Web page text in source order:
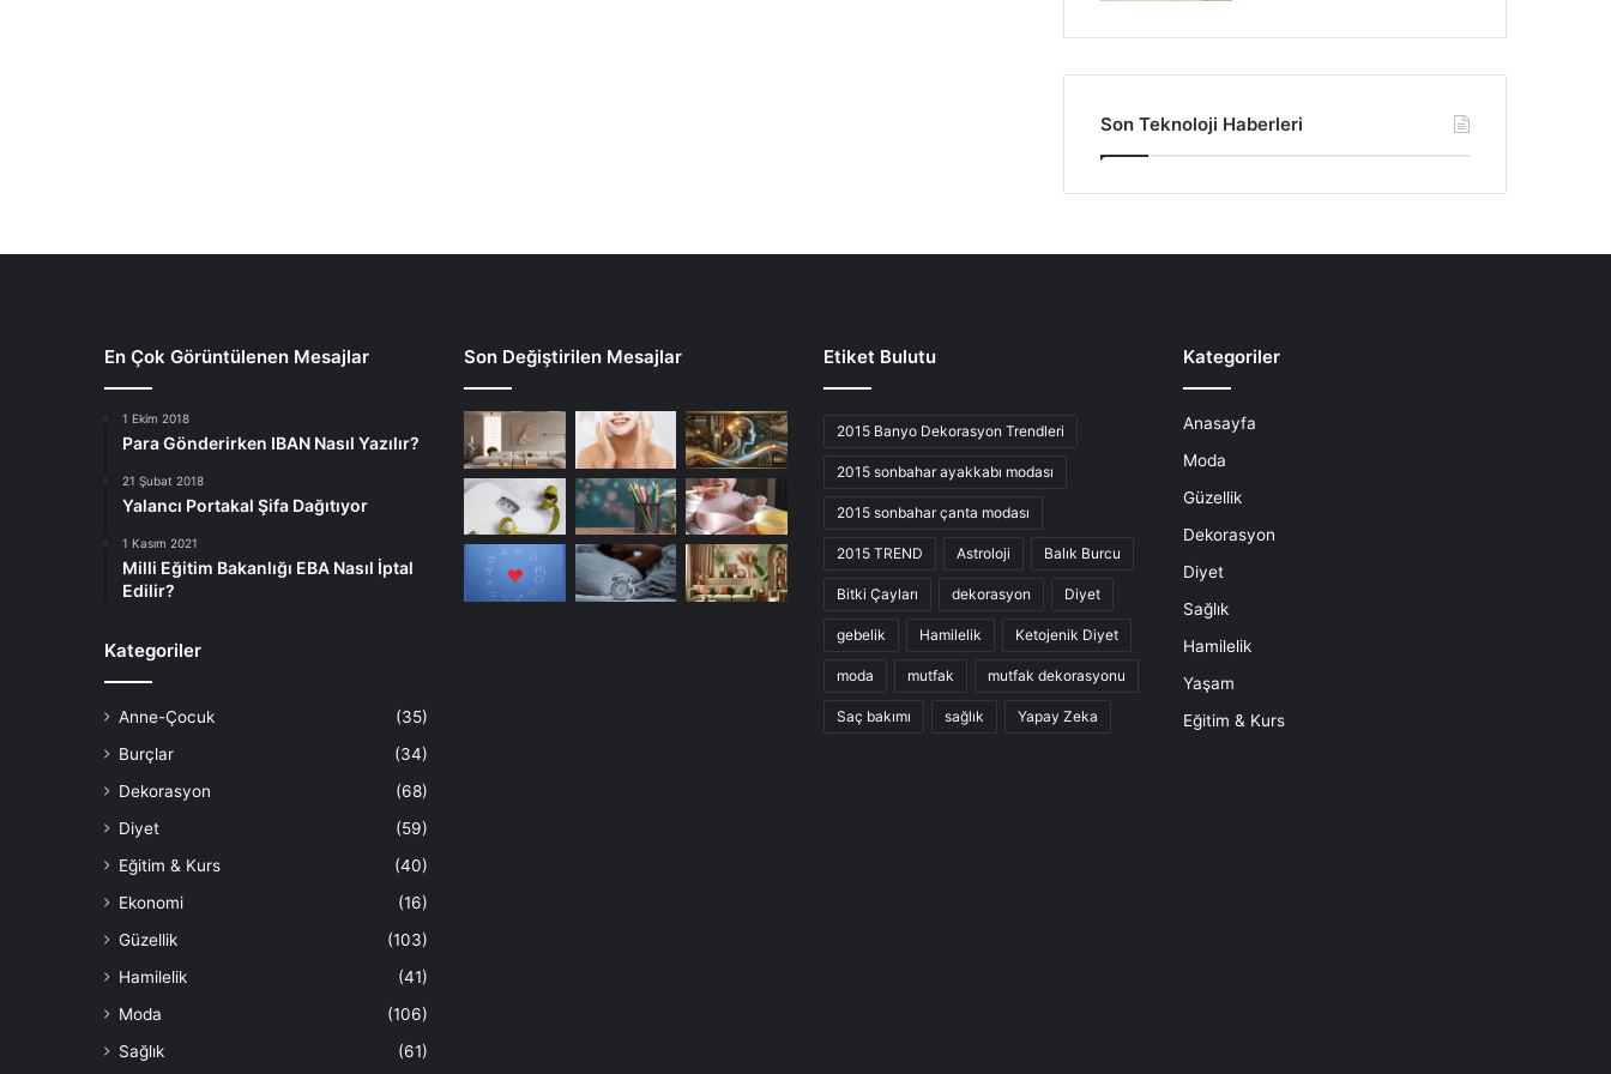
Son Teknoloji Haberleri
En Çok Görüntülenen Mesajlar
1 Ekim 2018
Para Gönderirken IBAN Nasıl Yazılır?
21 Şubat 2018
Yalancı Portakal Şifa Dağıtıyor
1 Kasım 2021
Milli Eğitim Bakanlığı EBA Nasıl İptal
Edilir?
Kategoriler
Anne-Çocuk
(35)
Burçlar
(34)
Dekorasyon
(68)
Diyet
(59)
Eğitim & Kurs
(40)
Ekonomi
(16)
Güzellik
(103)
Hamilelik
(41)
Moda
(106)
Sağlık
(61)
Son Değiştirilen Mesajlar Etiket Bulutu
2015 Banyo Dekorasyon Trendleri
2015 sonbahar ayakkabı modası
2015 sonbahar çanta modası
2015 TREND Astroloji Balık Burcu
Bitki Çayları dekorasyon Diyet
gebelik Hamilelik Ketojenik Diyet
moda mutfak mutfak dekorasyonu
Saç bakımı sağlık Yapay Zeka
Kategoriler
Anasayfa
Moda
Güzellik
Dekorasyon
Diyet
Sağlık
Hamilelik
Yaşam
Eğitim & Kurs